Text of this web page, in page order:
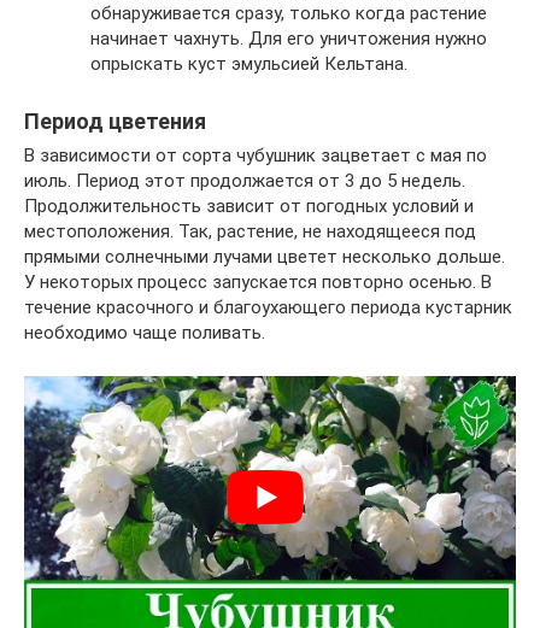
обнаруживается сразу, только когда растение
начинает чахнуть. Для его уничтожения нужно
опрыскать куст эмульсией Кельтана.
Период цветения
В зависимости от сорта чубушник зацветает с мая по
июль. Период этот продолжается от 3 до 5 недель.
Продолжительность зависит от погодных условий и
местоположения. Так, растение, не находящееся под
прямыми солнечными лучами цветет несколько дольше.
У некоторых процесс запускается повторно осенью. В
течение красочного и благоухающего периода кустарник
необходимо чаще поливать.